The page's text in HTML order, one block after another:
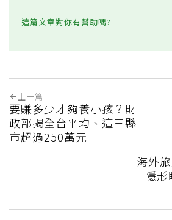
這篇文章對你有幫助嗎?
上一篇
要賺多少才夠養小孩？財
政部揭全台平均、這三縣
市超過250萬元
海外
隱形